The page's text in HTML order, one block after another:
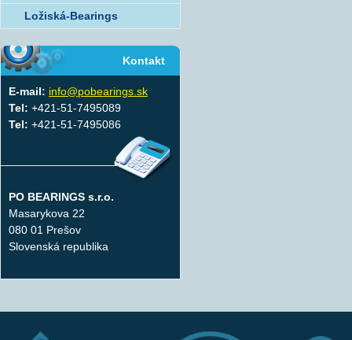
Ložiská-Bearings
Kontakt
E-mail: info@pobearings.sk
Tel: +421-51-7495089
Tel: +421-51-7495086
PO BEARINGS s.r.o.
Masarykova 22
080 01 Prešov
Slovenská republika